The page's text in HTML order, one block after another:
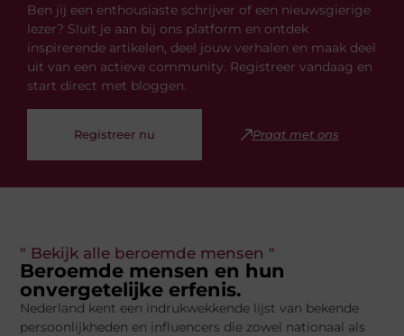
Ben jij een enthousiaste schrijver of een nieuwsgierige
lezer? Sluit je aan bij ons platform en ontdek
inspirerende artikelen, deel jouw verhalen en maak deel
uit van een actieve community. Registreer vandaag en
start direct met bloggen.
Registreer nu Praat met ons
" Bekijk alle beroemde mensen "
Beroemde mensen en hun
onvergetelijke erfenis.
Nederland kent een indrukwekkende lijst van bekende
persoonlijkheden en influencers die zowel nationaal als